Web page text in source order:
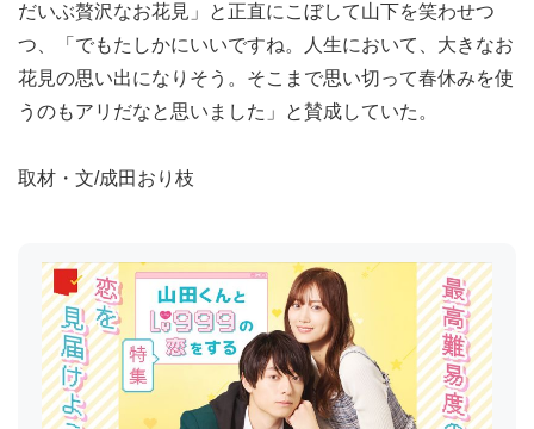
だいぶ贅沢なお花見」と正直にこぼして山下を笑わせつ
つ、「でもたしかにいいですね。人生において、大きなお
花見の思い出になりそう。そこまで思い切って春休みを使
うのもアリだなと思いました」と賛成していた。
取材・文/成田おり枝